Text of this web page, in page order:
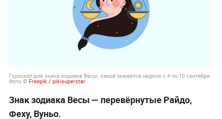
Гороскоп для знака зодиака Весы: какой окажется неделя с 4 по 10 сентября.
Фото © Freepik / pikisuperstar
Знак зодиака Весы — перевёрнутые Райдо,
Феху, Вуньо.